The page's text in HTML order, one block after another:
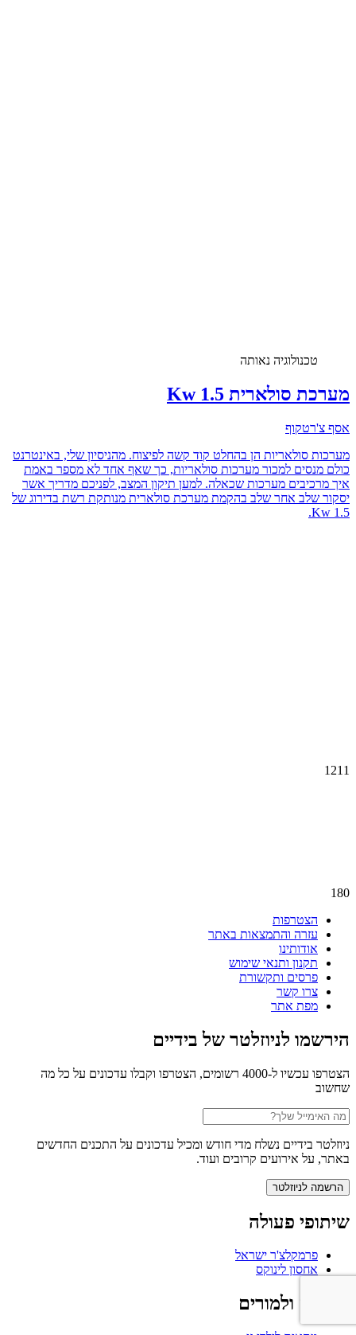
טכנולוגיה נאותה
מערכת סולארית 1.5 Kw
אסף צ'רטקוף
מערכות סולאריות הן בהחלט קוד קשה לפיצוח. מהניסיון שלי, באינטרנט
כולם מנסים למכור מערכות סולאריות, כך שאף אחד לא מספר באמת
איך מרכיבים מערכות שכאלה. למען תיקון המצב, לפניכם מדריך אשר
יסקור שלב אחר שלב בהקמת מערכת סולארית מנותקת רשת בדירוג של
1.5 Kw.
1211
180
הצטרפות
עזרה והתמצאות באתר
אודותינו
תקנון ותנאי שימוש
פרסים ותקשורת
צרו קשר
מפת אתר
הירשמו לניוזלטר של בידיים
הצטרפו עכשיו ל-4000 רשומים, הצטרפו וקבלו עדכונים על כל מה
שחשוב
ניוזלטר בידיים נשלח מדי חודש ומכיל עדכונים על התכנים החדשים
באתר, על אירועים קרובים ועוד.
שיתופי פעולה
פרמקלצ'ר ישראל
אחסון לינוקס
להורים ולמורים